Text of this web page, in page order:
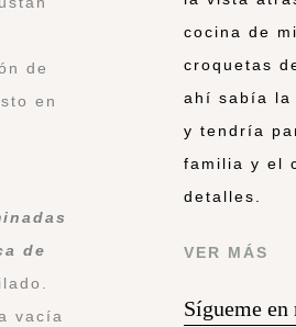
de
en
de
vacía
cocina de
croquetas
ahí sabía la
y tendría
familia y el
detalles.
VER MÁS
Sígueme en